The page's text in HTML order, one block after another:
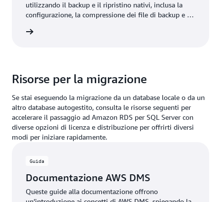
utilizzando il backup e il ripristino nativi, inclusa la
configurazione, la compressione dei file di backup e la
Risorse per la migrazione
Se stai eseguendo la migrazione da un database locale o da un
altro database autogestito, consulta le risorse seguenti per
accelerare il passaggio ad Amazon RDS per SQL Server con
diverse opzioni di licenza e distribuzione per offrirti diversi
modi per iniziare rapidamente.
Guida
Documentazione AWS DMS
Queste guide alla documentazione offrono